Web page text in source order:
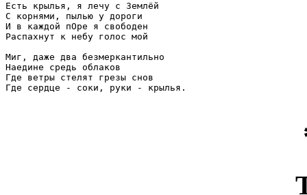
Есть крылья, я лечу с Землёй
С корнями, пылью у дороги
И в каждой пОре я свободен
Распахнут к небу голос мой
Миг, даже два безмеркантильно
Наедине средь облаков
Где ветры стелят грезы снов
Где сердце - соки, руки - крылья.